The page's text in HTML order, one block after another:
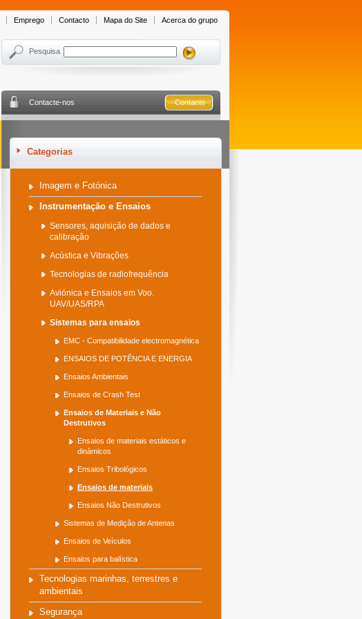
Emprego Contacto Mapa do Site Acerca do grupo
Pesquisa
Contacte-nos Contacto
Categorias
Imagem e Fotónica
Instrumentação e Ensaios
Sensores, aquisição de dados e
calibração
Acústica e Vibrações
Tecnologias de radiofrequência
Aviónica e Ensaios em Voo.
UAV/UAS/RPA
Sistemas para ensaios
EMC - Compatibilidade electromagnética
ENSAIOS DE POTÊNCIA E ENERGIA
Ensaios Ambientais
Ensaios de Crash Test
Ensaios de Materiais e Não
Destrutivos
Ensaios de materiais estáticos e
dinâmicos
Ensaios Tribológicos
Ensaios de materiais
Ensaios Não Destrutivos
Sistemas de Medição de Antenas
Ensaios de Veículos
Ensaios para balística
Tecnologias marinhas, terrestres e
ambientais
Segurança